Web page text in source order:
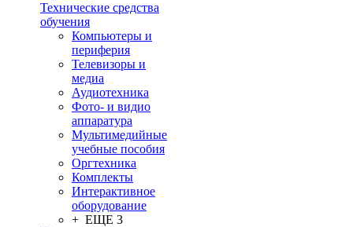
Технические средства
обучения
Компьютеры и
периферия
Телевизоры и
медиа
Аудиотехника
Фото- и видио
аппаратура
Мультимедийные
учебные пособия
Оргтехника
Комплекты
Интерактивное
оборудование
+ ЕЩЕ 3